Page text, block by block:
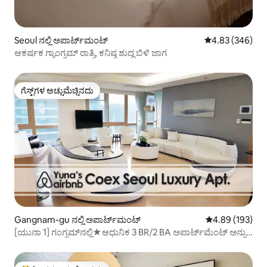
Seoul ನಲ್ಲಿ ಅಪಾರ್ಟ್‌ಮಂಟ್ 5 ರಲ್ಲಿ 4.83
4.83 (346)
ಆಕರ್ಷಕ ಗ್ಯಾಂಗ್ನಮ್ ರಾತ್ರಿ, ಕನಿಷ್ಠ ಶುದ್ಧ ಬಿಳಿ ಜಾಗ
ಗೆಸ್ಟ್‌ಗಳ ಅಚ್ಚುಮೆಚ್ಚಿನದು
ಗೆಸ್ಟ್‌ಗಳ ಅಚ್ಚುಮೆಚ್ಚಿನದು
Gangnam-gu ನಲ್ಲಿ ಅಪಾರ್ಟ್‌ಮಂಟ್ 5 ರಲ್ಲಿ 4.89
4.89 (193)
[ಯುನಾ 1] ಗಂಗ್ನಮ್‌ನಲ್ಲಿ★ಆಧುನಿಕ 3 BR/2 BA ಅಪಾರ್ಟ್‌ಮೆಂಟ್ ಅನ್ನು